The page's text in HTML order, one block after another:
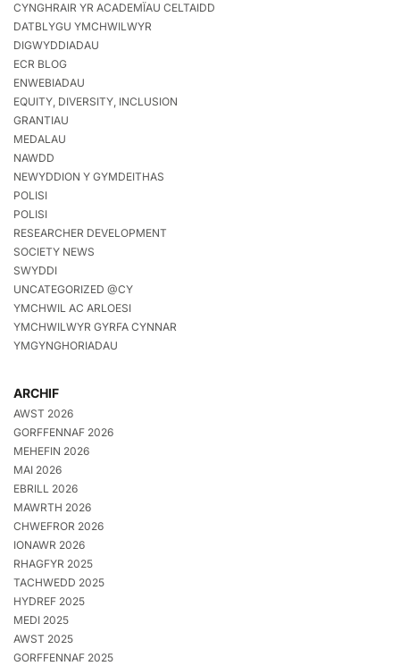
CYNGHRAIR YR ACADEMÏAU CELTAIDD
DATBLYGU YMCHWILWYR
DIGWYDDIADAU
ECR BLOG
ENWEBIADAU
EQUITY, DIVERSITY, INCLUSION
GRANTIAU
MEDALAU
NAWDD
NEWYDDION Y GYMDEITHAS
POLISI
POLISI
RESEARCHER DEVELOPMENT
SOCIETY NEWS
SWYDDI
UNCATEGORIZED @CY
YMCHWIL AC ARLOESI
YMCHWILWYR GYRFA CYNNAR
YMGYNGHORIADAU
ARCHIF
AWST 2026
GORFFENNAF 2026
MEHEFIN 2026
MAI 2026
EBRILL 2026
MAWRTH 2026
CHWEFROR 2026
IONAWR 2026
RHAGFYR 2025
TACHWEDD 2025
HYDREF 2025
MEDI 2025
AWST 2025
GORFFENNAF 2025